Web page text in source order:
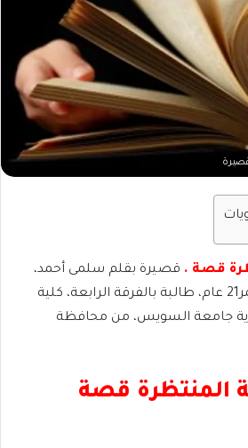
قصة . قصيرة بقلم سلمى أحمد،
الكاتبة سلمى أحمد العمر21 عام، طالبة بالفرقة الرابعة، كلية
جامعة السويس، من محافظة
المنتظرة قصة